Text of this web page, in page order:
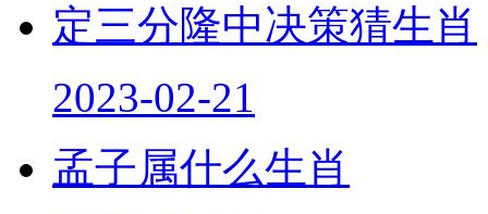
定三分隆中决策猜生肖
2023-02-21
孟子属什么生肖